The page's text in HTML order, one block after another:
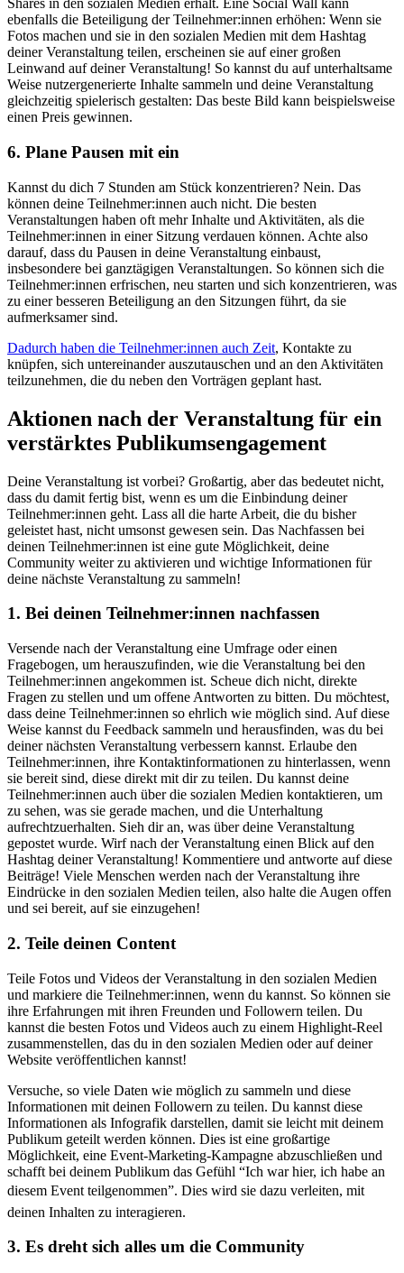
Shares in den sozialen Medien erhält. Eine Social Wall kann
ebenfalls die Beteiligung der Teilnehmer:innen erhöhen: Wenn sie
Fotos machen und sie in den sozialen Medien mit dem Hashtag
deiner Veranstaltung teilen, erscheinen sie auf einer großen
Leinwand auf deiner Veranstaltung! So kannst du auf unterhaltsame
Weise nutzergenerierte Inhalte sammeln und deine Veranstaltung
gleichzeitig spielerisch gestalten: Das beste Bild kann beispielsweise
einen Preis gewinnen.
6. Plane Pausen mit ein
Kannst du dich 7 Stunden am Stück konzentrieren? Nein. Das
können deine Teilnehmer:innen auch nicht. Die besten
Veranstaltungen haben oft mehr Inhalte und Aktivitäten, als die
Teilnehmer:innen in einer Sitzung verdauen können. Achte also
darauf, dass du Pausen in deine Veranstaltung einbaust,
insbesondere bei ganztägigen Veranstaltungen. So können sich die
Teilnehmer:innen erfrischen, neu starten und sich konzentrieren, was
zu einer besseren Beteiligung an den Sitzungen führt, da sie
aufmerksamer sind.
Dadurch haben die Teilnehmer:innen auch Zeit, Kontakte zu
knüpfen, sich untereinander auszutauschen und an den Aktivitäten
teilzunehmen, die du neben den Vorträgen geplant hast.
Aktionen nach der Veranstaltung für ein
verstärktes Publikumsengagement
Deine Veranstaltung ist vorbei? Großartig, aber das bedeutet nicht,
dass du damit fertig bist, wenn es um die Einbindung deiner
Teilnehmer:innen geht. Lass all die harte Arbeit, die du bisher
geleistet hast, nicht umsonst gewesen sein. Das Nachfassen bei
deinen Teilnehmer:innen ist eine gute Möglichkeit, deine
Community weiter zu aktivieren und wichtige Informationen für
deine nächste Veranstaltung zu sammeln!
1. Bei deinen Teilnehmer:innen nachfassen
Versende nach der Veranstaltung eine Umfrage oder einen
Fragebogen, um herauszufinden, wie die Veranstaltung bei den
Teilnehmer:innen angekommen ist. Scheue dich nicht, direkte
Fragen zu stellen und um offene Antworten zu bitten. Du möchtest,
dass deine Teilnehmer:innen so ehrlich wie möglich sind. Auf diese
Weise kannst du Feedback sammeln und herausfinden, was du bei
deiner nächsten Veranstaltung verbessern kannst. Erlaube den
Teilnehmer:innen, ihre Kontaktinformationen zu hinterlassen, wenn
sie bereit sind, diese direkt mit dir zu teilen. Du kannst deine
Teilnehmer:innen auch über die sozialen Medien kontaktieren, um
zu sehen, was sie gerade machen, und die Unterhaltung
aufrechtzuerhalten. Sieh dir an, was über deine Veranstaltung
gepostet wurde. Wirf nach der Veranstaltung einen Blick auf den
Hashtag deiner Veranstaltung! Kommentiere und antworte auf diese
Beiträge! Viele Menschen werden nach der Veranstaltung ihre
Eindrücke in den sozialen Medien teilen, also halte die Augen offen
und sei bereit, auf sie einzugehen!
2. Teile deinen Content
Teile Fotos und Videos der Veranstaltung in den sozialen Medien
und markiere die Teilnehmer:innen, wenn du kannst. So können sie
ihre Erfahrungen mit ihren Freunden und Followern teilen. Du
kannst die besten Fotos und Videos auch zu einem Highlight-Reel
zusammenstellen, das du in den sozialen Medien oder auf deiner
Website veröffentlichen kannst!
Versuche, so viele Daten wie möglich zu sammeln und diese
Informationen mit deinen Followern zu teilen. Du kannst diese
Informationen als Infografik darstellen, damit sie leicht mit deinem
Publikum geteilt werden können. Dies ist eine großartige
Möglichkeit, eine Event-Marketing-Kampagne abzuschließen und
schafft bei deinem Publikum das Gefühl “Ich war hier, ich habe an
diesem Event teilgenommen”. Dies wird sie dazu verleiten, mit
deinen Inhalten zu interagieren.
3. Es dreht sich alles um die Community